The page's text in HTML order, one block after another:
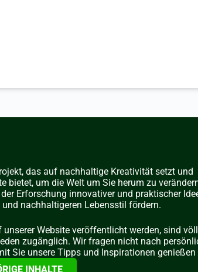
das auf nachhaltige Kreativität setzt und
bietet, um die Welt um Sie herum zu
Erforschung innovativer und praktischer
nachhaltigeren Lebensstil fördern.
unserer Website veröffentlicht werden, sind
zugänglich. Wir fragen nicht nach
Sie unsere Tipps und Inspirationen genießen
INHALTE